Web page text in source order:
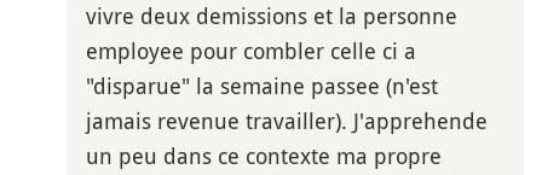
vivre deux demissions et la personne
employee pour combler celle ci a
"disparue" la semaine passee (n'est
jamais revenue travailler). J'apprehende
un peu dans ce contexte ma propre